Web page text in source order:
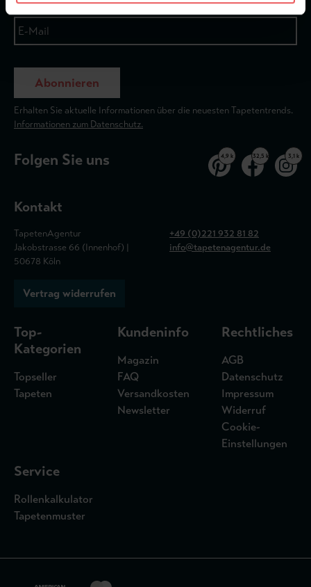
Abonnieren
Erhalten Sie aktuelle Informationen über die neuesten Tapetentrends.
Informationen zum Datenschutz.
Folgen Sie uns 4,9 k 32,5 k 3,1 k
Kontakt
TapetenAgentur
Jakobstrasse 66 (Innenhof) |
50678 Köln
+49 (0)221 932 81 82
info@tapetenagentur.de
Vertrag widerrufen
Top-
Kategorien
Topseller
Tapeten
Kundeninfo
Magazin
FAQ
Versandkosten
Newsletter
Rechtliches
AGB
Datenschutz
Impressum
Widerruf
Cookie-
Einstellungen
Service
Rollenkalkulator
Tapetenmuster